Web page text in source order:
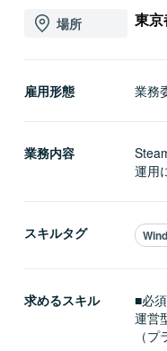
場所 東京
雇用形態 業務
業務内容
運用
スキルタグ
求めるスキル
■必
運営
（